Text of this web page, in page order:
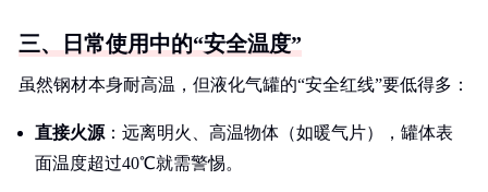
三、日常使用中的“安全温度”
虽然钢材本身耐高温，但液化气罐的“安全红线”要低得多：
直接火源 ：远离明火、高温物体（如暖气片），罐体表
面温度超过40℃就需警惕。